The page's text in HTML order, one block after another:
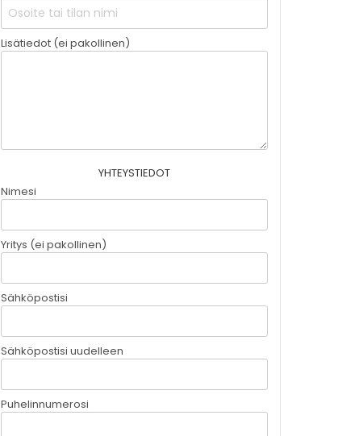
Lisätiedot (ei pakollinen)
YHTEYSTIEDOT
Nimesi
Yritys (ei pakollinen)
Sähköpostisi
Sähköpostisi uudelleen
Puhelinnumerosi